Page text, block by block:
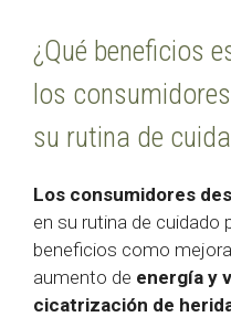
¿Qué beneficios
los
su rutina de
Los consumidores
en su rutina de cuidado
beneficios como
aumento de energía y
cicatrización de